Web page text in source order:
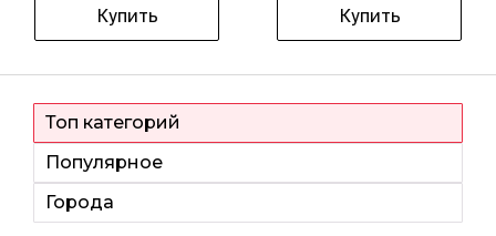
Купить Купить
Топ категорий
Популярное
Города